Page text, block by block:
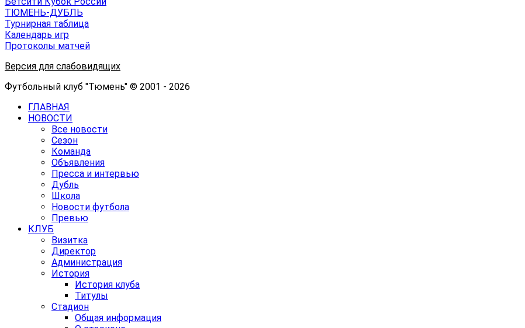
ТЮМЕНЬ-ДУБЛЬ
Турнирная таблица
Календарь игр
Протоколы матчей
Версия для слабовидящих
Футбольный клуб "Тюмень" © 2001 - 2026
ГЛАВНАЯ
НОВОСТИ
Все новости
Сезон
Команда
Объявления
Пресса и интервью
Дубль
Школа
Новости футбола
Превью
КЛУБ
Визитка
Директор
Администрация
История
История клуба
Титулы
Стадион
Общая информация